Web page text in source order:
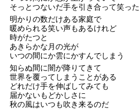
そっとつないだ手を引き合って笑った
明かりの数だけある家庭で
暖められる笑い声もあるけれど
時がたつと
あきらかな月の光が
いつの間にか雲にかすんでしまう
知らぬ間に闇が降りてきて
世界を覆ってしまうことがある
どれだけ手を伸ばしてみても
届かないもどかしさに
秋の風はいつも吹き来るのだ